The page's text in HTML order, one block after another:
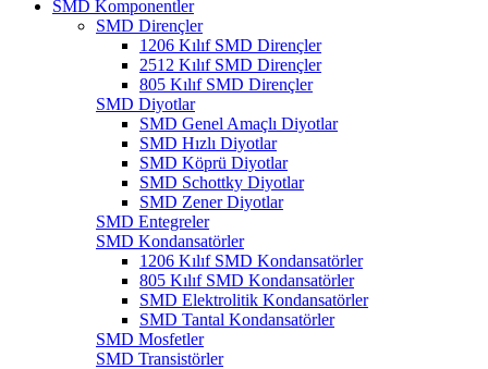
SMD Komponentler
SMD Dirençler
1206 Kılıf SMD Dirençler
2512 Kılıf SMD Dirençler
805 Kılıf SMD Dirençler
SMD Diyotlar
SMD Genel Amaçlı Diyotlar
SMD Hızlı Diyotlar
SMD Köprü Diyotlar
SMD Schottky Diyotlar
SMD Zener Diyotlar
SMD Entegreler
SMD Kondansatörler
1206 Kılıf SMD Kondansatörler
805 Kılıf SMD Kondansatörler
SMD Elektrolitik Kondansatörler
SMD Tantal Kondansatörler
SMD Mosfetler
SMD Transistörler